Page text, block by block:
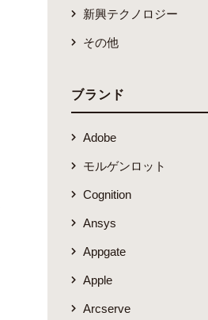
新興テクノロジー
その他
ブランド
Adobe
モルゲンロット
Cognition
Ansys
Appgate
Apple
Arcserve